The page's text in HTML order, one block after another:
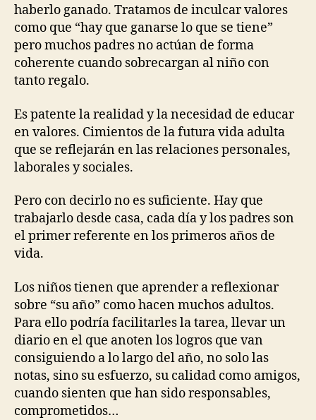
haberlo ganado. Tratamos de inculcar valores
como que “hay que ganarse lo que se tiene”
pero muchos padres no actúan de forma
coherente cuando sobrecargan al niño con
tanto regalo.
Es patente la realidad y la necesidad de educar
en valores. Cimientos de la futura vida adulta
que se reflejarán en las relaciones personales,
laborales y sociales.
Pero con decirlo no es suficiente. Hay que
trabajarlo desde casa, cada día y los padres son
el primer referente en los primeros años de
vida.
Los niños tienen que aprender a reflexionar
sobre “su año” como hacen muchos adultos.
Para ello podría facilitarles la tarea, llevar un
diario en el que anoten los logros que van
consiguiendo a lo largo del año, no solo las
notas, sino su esfuerzo, su calidad como amigos,
cuando sienten que han sido responsables,
comprometidos…